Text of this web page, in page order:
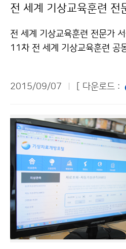
전 세계 기상교육훈련 전문가
11차 전 세계 기상교육훈련 공
을 모색하기 위해 ‘제11차 칼
earning and Distance
전 세계 기상교육 협의체, 컴퓨
지식과 기술을 공유하기 위해
이번 공동연수회는 19개국의
40여 명이 참석한 가운데 △세
O ETR) △역량 기반 훈련과
교수 역량 강화 등을 논의합니다.
2015/09/07 [ 다운로드 :